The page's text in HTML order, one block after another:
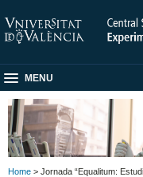
MENU
Home > Jornada “Equalitum: